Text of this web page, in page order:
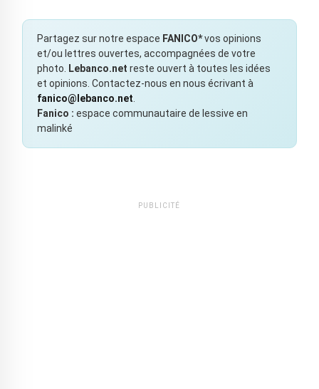
Partagez sur notre espace FANICO*vos opinions
et/ou lettres ouvertes, accompagnées de votre
photo.
Lebanco.net reste ouvert à toutes les idées
et opinions. Contactez-nous en nous écrivant à
fanico@lebanco.net
Fanico : espace communautaire de lessive en
malinké
PUBLICITÉ